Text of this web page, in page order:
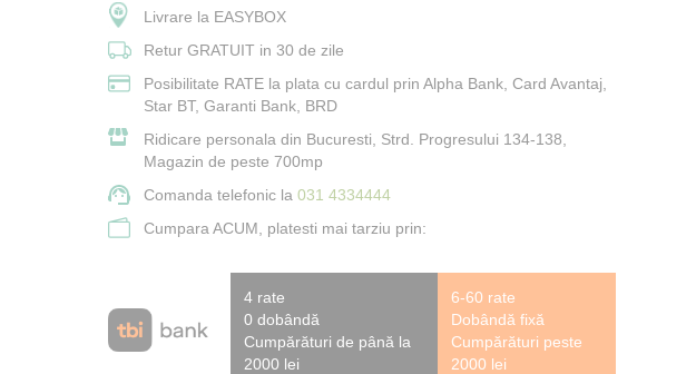
Livrare la EASYBOX
Retur GRATUIT in 30 de zile
Posibilitate RATE la plata cu cardul prin Alpha Bank, Card Avantaj,
Star BT, Garanti Bank, BRD
Ridicare personala din Bucuresti, Strd. Progresului 134-138,
Magazin de peste 700mp
Comanda telefonic la 031 4334444
Cumpara ACUM, platesti mai tarziu prin:
4 rate
0 dobândă
Cumpărături de până la
2000 lei
6-60 rate
Dobândă fixă
Cumpărături peste
2000 lei